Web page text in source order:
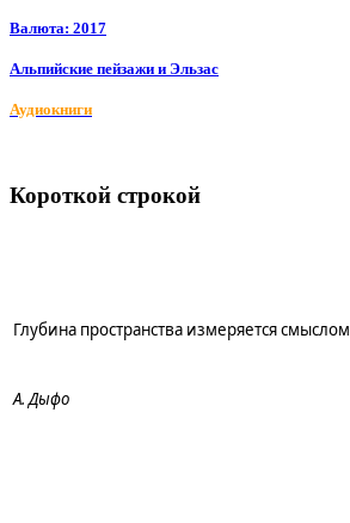
Валюта: 2017
Альпийские пейзажи и Эльзас
Аудиокниги
Короткой строкой
Глубина пространства измеряется смыслом
А. Дыфо